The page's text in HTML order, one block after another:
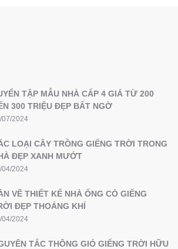
TẬP MẪU NHÀ CẤP 4 GIÁ TỪ 200
300 TRIỆU ĐẸP BẤT NGỜ
07/2024
LOẠI CÂY TRỒNG GIẾNG TRỜI TRONG
ĐẸP XANH MƯỚT
04/2024
VẼ THIẾT KẾ NHÀ ỐNG CÓ GIẾNG
ĐẸP THOÁNG KHÍ
04/2024
TẮC THÔNG GIÓ GIẾNG TRỜI HỮU